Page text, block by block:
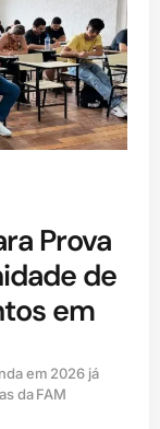
Prova
de
em
em 2026 já
da FAM